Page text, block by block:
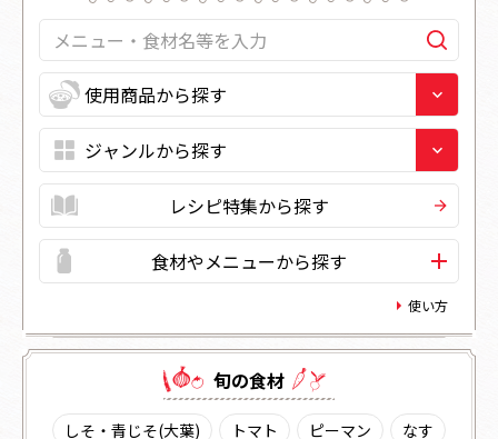
レシピ特集から探す
食材やメニューから探す
使い方
旬の⾷材
しそ・青じそ(大葉) トマト ピーマン
なす